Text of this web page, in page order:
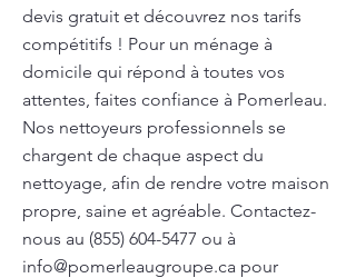
devis gratuit et découvrez nos tarifs
compétitifs ! Pour un ménage à
domicile qui répond à toutes vos
attentes, faites confiance à Pomerleau.
Nos nettoyeurs professionnels se
chargent de chaque aspect du
nettoyage, afin de rendre votre maison
propre, saine et agréable. Contactez-
nous au (855) 604-5477 ou à
info@pomerleaugroupe.ca pour